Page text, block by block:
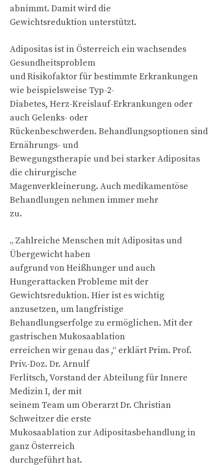
abnimmt. Damit wird die
Gewichtsreduktion unterstützt.
Adipositas ist in Österreich ein wachsendes
Gesundheitsproblem
und Risikofaktor für bestimmte Erkrankungen
wie beispielsweise Typ-2-
Diabetes, Herz-Kreislauf-Erkrankungen oder
auch Gelenks- oder
Rückenbeschwerden. Behandlungsoptionen sind
Ernährungs- und
Bewegungstherapie und bei starker Adipositas
die chirurgische
Magenverkleinerung. Auch medikamentöse
Behandlungen nehmen immer mehr
zu.
„ Zahlreiche Menschen mit Adipositas und
Übergewicht haben
aufgrund von Heißhunger und auch
Hungerattacken Probleme mit der
Gewichtsreduktion. Hier ist es wichtig
anzusetzen, um langfristige
Behandlungserfolge zu ermöglichen. Mit der
gastrischen Mukosaablation
erreichen wir genau das ,“ erklärt Prim. Prof.
Priv.-Doz. Dr. Arnulf
Ferlitsch, Vorstand der Abteilung für Innere
Medizin I, der mit
seinem Team um Oberarzt Dr. Christian
Schweitzer die erste
Mukosaablation zur Adipositasbehandlung in
ganz Österreich
durchgeführt hat.